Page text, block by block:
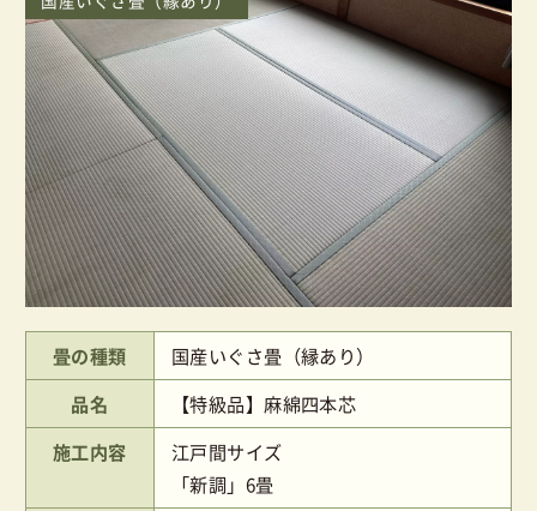
畳の種類
国産いぐさ畳（縁あり）
品名
【特級品】麻綿四本芯
施工内容
江戸間サイズ
「新調」6畳